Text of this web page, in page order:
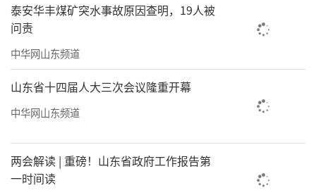
泰安华丰煤矿突水事故原因查明，19人被
问责
中华网山东频道
山东省十四届人大三次会议隆重开幕
中华网山东频道
两会解读 | 重磅！山东省政府工作报告第
一时间读